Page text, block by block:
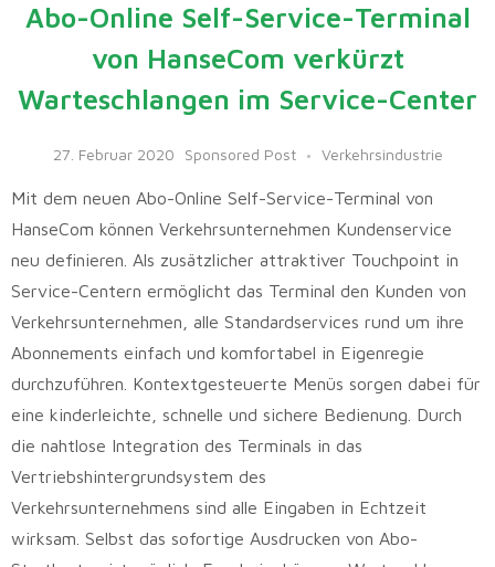
Abo-Online Self-Service-Terminal
von HanseCom verkürzt
Warteschlangen im Service-Center
27. Februar 2020 Sponsored Post Verkehrsindustrie
Mit dem neuen Abo-Online Self-Service-Terminal von
HanseCom können Verkehrsunternehmen Kundenservice
neu definieren. Als zusätzlicher attraktiver Touchpoint in
Service-Centern ermöglicht das Terminal den Kunden von
Verkehrsunternehmen, alle Standardservices rund um ihre
Abonnements einfach und komfortabel in Eigenregie
durchzuführen. Kontextgesteuerte Menüs sorgen dabei für
eine kinderleichte, schnelle und sichere Bedienung. Durch
die nahtlose Integration des Terminals in das
Vertriebshintergrundsystem des
Verkehrsunternehmens sind alle Eingaben in Echtzeit
wirksam. Selbst das sofortige Ausdrucken von Abo-